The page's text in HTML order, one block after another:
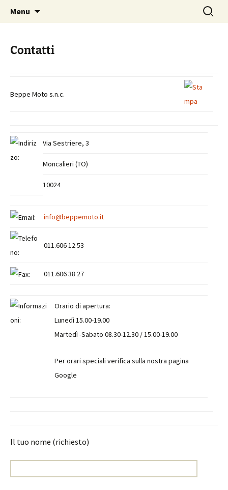
Beppemoto Concessionaria
Aprilia e Moto Guzzi
Menu
Search
for:
Contatti
Beppe Moto s.n.c.
Via Sestriere, 3
Moncalieri (TO)
10024
info@beppemoto.it
011.606 12 53
011.606 38 27
Orario di apertura:
Lunedì 15.00-19.00
Martedì -Sabato 08.30-12.30 / 15.00-19.00
Per orari speciali verifica sulla nostra pagina
Google
Il tuo nome (richiesto)